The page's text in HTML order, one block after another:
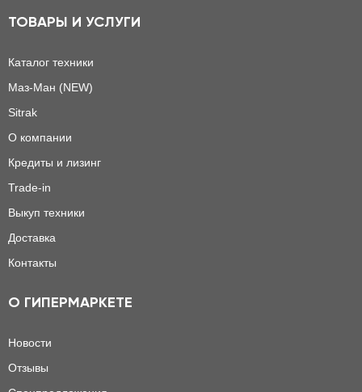
ТОВАРЫ И УСЛУГИ
Каталог техники
Маз-Ман (NEW)
Sitrak
О компании
Кредиты и лизинг
Trade-in
Выкуп техники
Доставка
Контакты
О ГИПЕРМАРКЕТЕ
Новости
Отзывы